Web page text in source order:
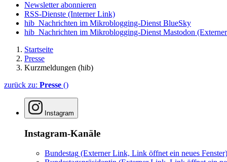
Newsletter abonnieren
RSS-Dienste (Interner Link)
hib_Nachrichten im Mikroblogging-Dienst BlueSky
hib_Nachrichten im Mikroblogging-Dienst Mastodon
Startseite
Presse
Kurzmeldungen (hib)
zurück zu: Presse ()
Instagram
Instagram-Kanäle
Bundestag (Externer Link, Link öffnet ein neues Fenster)